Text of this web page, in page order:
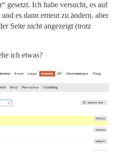
gesetzt. Ich habe versucht, es auf
es dann erneut zu ändern, aber
Seite nicht angezeigt (trotz
ich etwas?